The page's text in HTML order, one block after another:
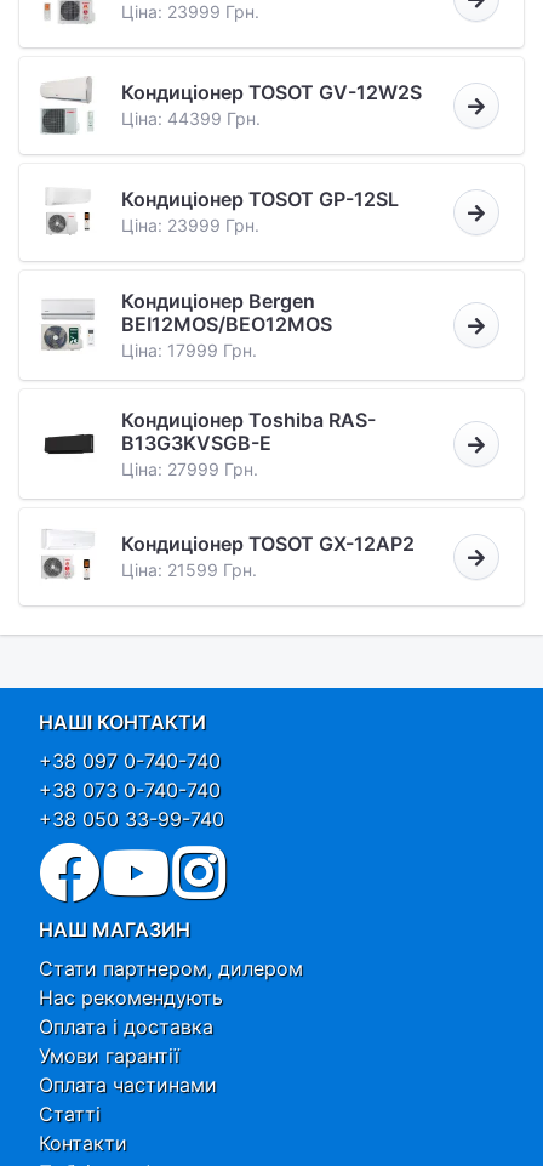
Ціна: 23999 Грн.
Кондиціонер TOSOT GV-12W2S
Ціна: 44399 Грн.
Кондиціонер TOSOT GP-12SL
Ціна: 23999 Грн.
Кондиціонер Bergen
BEI12MOS/BEO12MOS
Ціна: 17999 Грн.
Кондиціонер Toshiba RAS-
B13G3KVSGB-E
Ціна: 27999 Грн.
Кондиціонер TOSOT GX-12AP2
Ціна: 21599 Грн.
НАШІ КОНТАКТИ
+38 097 0-740-740
+38 073 0-740-740
+38 050 33-99-740
НАШ МАГАЗИН
Стати партнером, дилером
Нас рекомендують
Оплата і доставка
Умови гарантії
Оплата частинами
Статті
Контакти